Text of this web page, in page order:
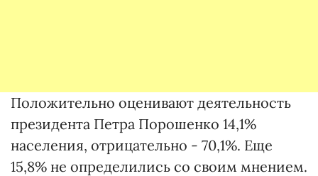
Положительно оценивают деятельность
президента Петра Порошенко 14,1%
населения, отрицательно - 70,1%. Еще
15,8% не определились со своим мнением.